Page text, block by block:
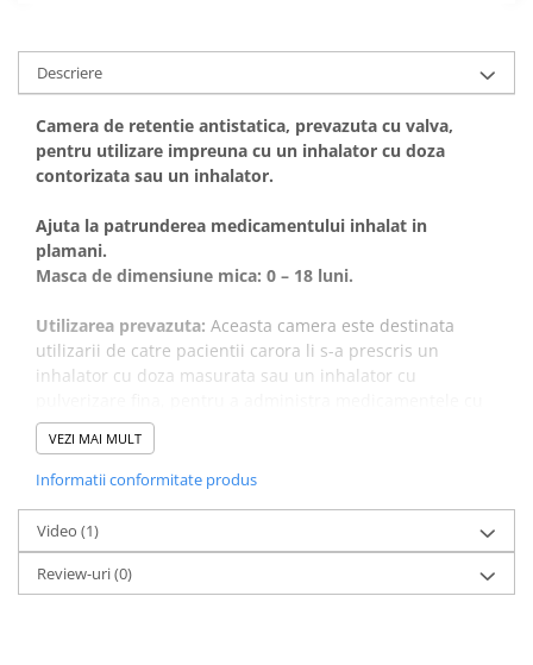
Descriere
Camera de retentie antistatica, prevazuta cu valva,
pentru utilizare impreuna cu un inhalator cu doza
contorizata sau un inhalator.
Ajuta la patrunderea medicamentului inhalat in
plamani.
Masca de dimensiune mica: 0 – 18 luni.
Utilizarea prevazuta: Aceasta camera este destinata
utilizarii de catre pacientii carora li s-a prescris un
inhalator cu doza masurata sau un inhalator cu
aerosoli de la inhalator la plamani.
Beneficiul clinic al camerelor este de a imbunatati
coordonarea inhalarii medicamentelor dvs. Acest lucru
permitand mai mult timp pentru inhalare in timp ce
particulele mai mari care nu ar ajunge la plamani sunt
filtrate.
Daca aveti motive de ingrijorare cu privire la utilizarea
VEZI MAI MULT
Informatii conformitate produs
Video (1)
Review-uri(0)